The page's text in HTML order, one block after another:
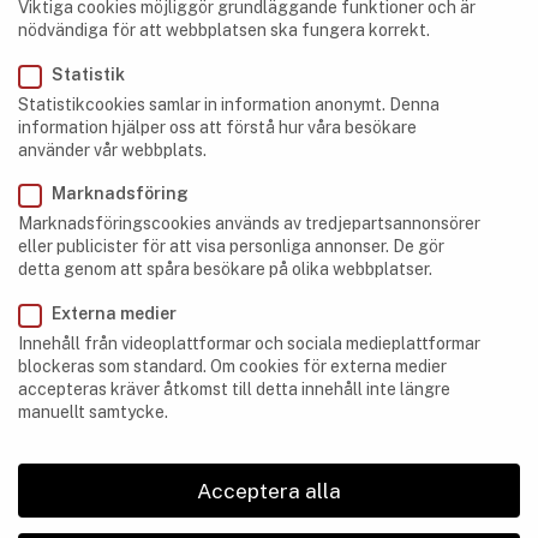
GROTTOR,SYDAFRIKA
Sudwala Caves – Grottorna i Mpumalanga,
Viktiga cookies möjliggör grundläggande funktioner och är
nödvändiga för att webbplatsen ska fungera korrekt.
Statistik
Statistikcookies samlar in information anonymt. Denna
information hjälper oss att förstå hur våra besökare
använder vår webbplats.
Marknadsföring
Marknadsföringscookies används av tredjepartsannonsörer
eller publicister för att visa personliga annonser. De gör
detta genom att spåra besökare på olika webbplatser.
Externa medier
Innehåll från videoplattformar och sociala medieplattformar
blockeras som standard. Om cookies för externa medier
accepteras kräver åtkomst till detta innehåll inte längre
manuellt samtycke.
Acceptera alla